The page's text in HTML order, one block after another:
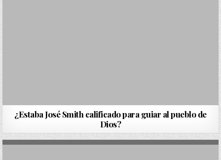
¿Estaba José Smith calificado para guiar al pueblo de
Dios?